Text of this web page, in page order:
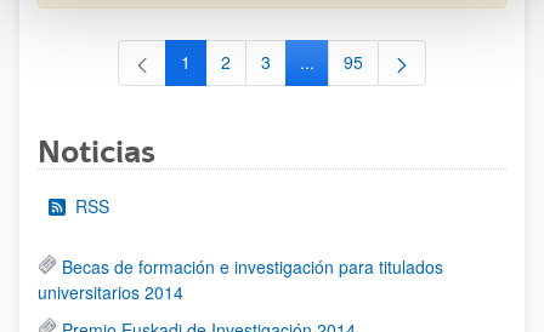
Página
1 Página
2 Página
3 ...Páginas intermedias Use TAB
Página
95
Noticias
RSS
Becas de formación e investigación para titulados
universitarios 2014